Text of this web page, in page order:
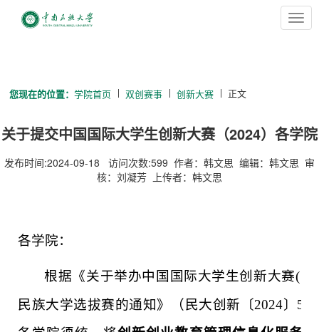
切
换
您现在的位置：学院首页 双创赛事 创新大赛 正文
关于提交中国国际大学生创新大赛（2024）各学院
发布时间:2024-09-18 访问次数:599 作者：韩文思 编辑：韩文思 审
核：刘凝芳 上传者：韩文思
各学院：
根据《关于举办中国国际大学生创新大赛(
民族大学选拔赛的通知》（民大创新〔2024〕5